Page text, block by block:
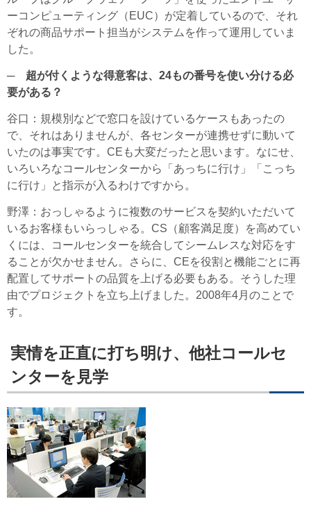
ーコンピューティング（EUC）が定着しているので、それ
ぞれの商品サポート担当がシステムを作って運用していま
した。
─ 超が付くような得意客は、24もの番号を使い分ける必
要がある？
谷口 ：規模別などで窓口を設けているケースもあったの
で、それはありませんが、各センターが連携せずに動いて
いたのは事実です。CEも大変だったと思います。なにせ、
いろいろなコールセンターから「あっちに行け」「こっち
に行け」と指示が入るわけですから。
野澤 ：おっしゃるように複数のサービスを契約いただいて
いるお客様もいらっしゃる。CS（顧客満足度）を高めてい
くには、コールセンターを統合してシームレスな対応をす
ることが欠かせません。さらに、CEを役割と機能ごとに再
配置してサポートの品質を上げる必要もある。そうした理
由でプロジェクトを立ち上げました。2008年4月のことで
す。
実情を正直に打ち明け、他社コールセ
ンターを見学